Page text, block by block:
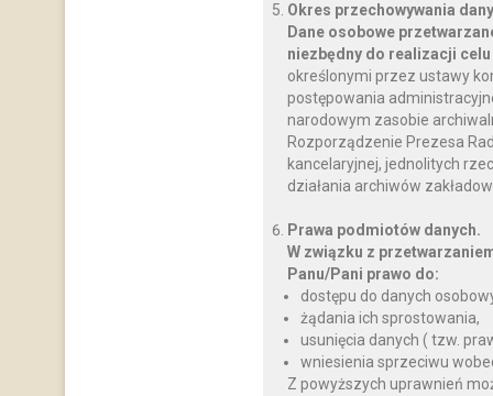
Okres przechowywania
Dane osobowe
niezbędny do realizacji
określonymi przez ustawy
postępowania
narodowym zasobie
Rozporządzenie Prezesa
kancelaryjnej, jednolitych
działania archiwów
Prawa podmiotów danych.
W związku z
Panu/Pani prawo do:
dostępu do danych
żądania ich sprostowania,
usunięcia danych ( tzw.
wniesienia sprzeciwu
Z powyższych uprawnień